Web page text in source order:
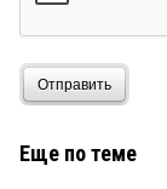
Отправить
Еще по теме